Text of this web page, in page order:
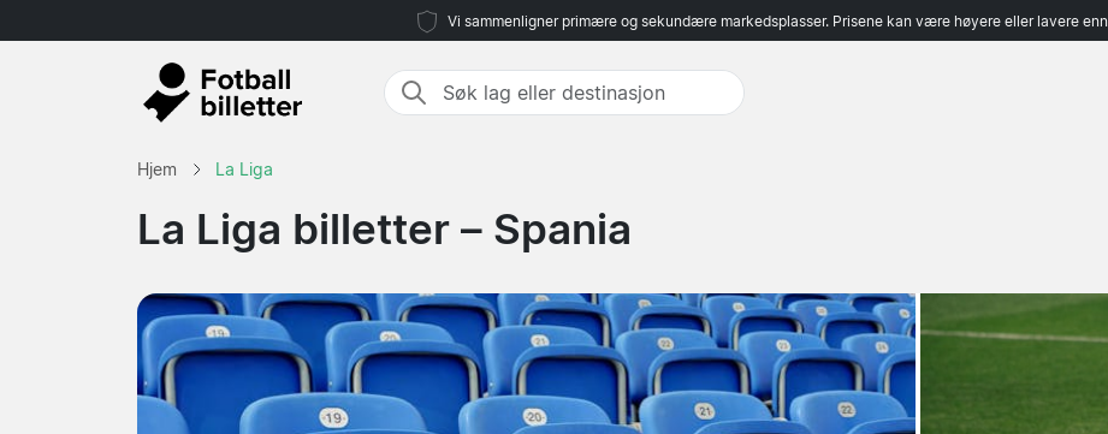
Vi sammenligner primære og sekundære markedsplasser. Prisene kan være høyere eller lavere
Hjem La Liga
La Liga billetter – Spania